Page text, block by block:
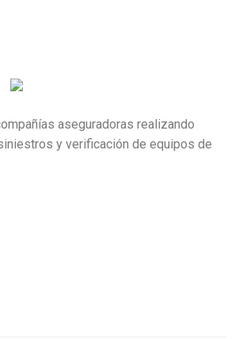
aseguradoras realizando
y verificación de equipos de